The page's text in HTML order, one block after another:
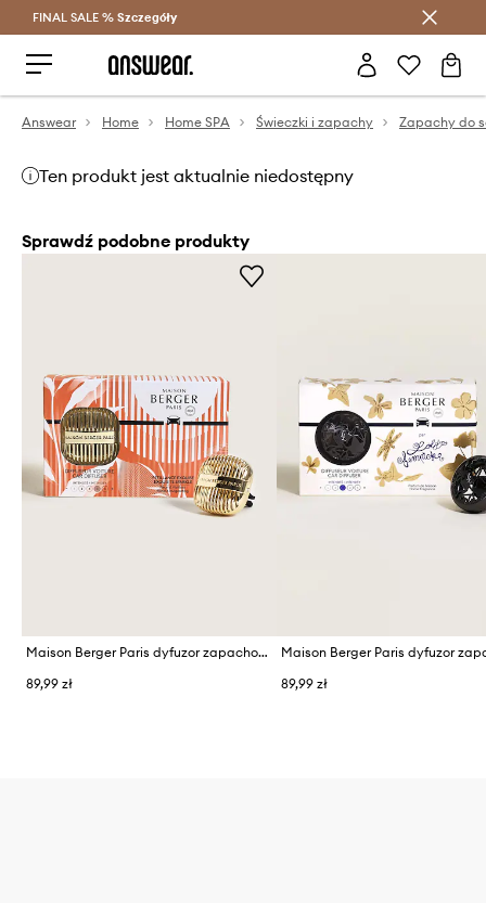
Oszczędzaj z Answear Club >
FINAL SALE % Szczegóły
Answear Home Home SPA Świeczki i zapachy Zapachy do
Ten produkt jest aktualnie niedostępny
Sprawdź podobne produkty
Maison Berger Paris dyfuzor zapachowy do samochodu
89,99 zł
89,99 zł